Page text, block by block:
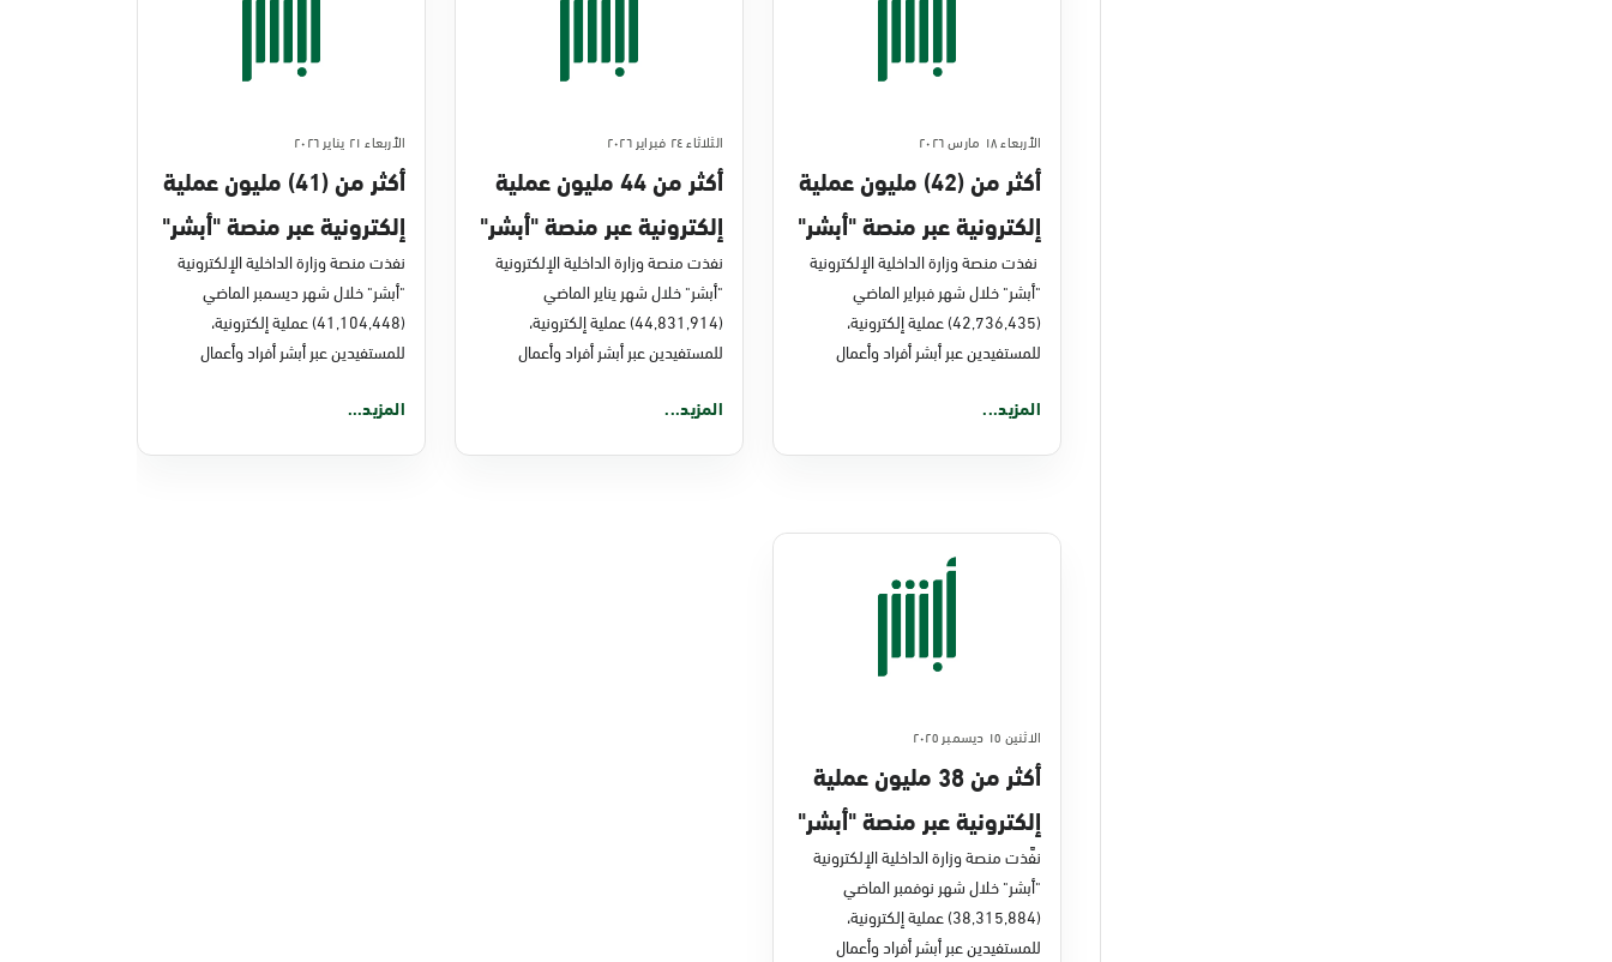
الأربعاء ١٨ مارس ٢٠٢٦
أكثر من (42) مليون عملية
إلكترونية عبر منصة "أبشر"
في فبراير 2026م
نفذت منصة وزارة الداخلية الإلكترونية
"أبشر" خلال شهر فبراير الماضي
(42,736,435) عملية إلكترونية،
للمستفيدين عبر أبشر أفراد وأعمال
المزيد...
الثلاثاء ٢٤ فبراير ٢٠٢٦
أكثر من 44 مليون عملية
إلكترونية عبر منصة "أبشر"
في يناير 2026
نفذت منصة وزارة الداخلية الإلكترونية
"أبشر" خلال شهر يناير الماضي
(44,831,914) عملية إلكترونية،
للمستفيدين عبر أبشر أفراد وأعمال
المزيد...
الأربعاء ٢١ يناير ٢٠٢٦
أكثر من (41) مليون عملية
إلكترونية عبر منصة "أبشر"
في ديسمبر 2025م
نفذت منصة وزارة الداخلية الإلكترونية
"أبشر" خلال شهر ديسمبر الماضي
(41,104,448) عملية إلكترونية،
للمستفيدين عبر أبشر أفراد وأعمال
المزيد...
الاثنين ١٥ ديسمبر ٢٠٢٥
أكثر من 38 مليون عملية
إلكترونية عبر منصة "أبشر"
في نوفمبر 2025
نفَّذت منصة وزارة الداخلية الإلكترونية
"أبشر" خلال شهر نوفمبر الماضي
(38,315,884) عملية إلكترونية،
للمستفيدين عبر أبشر أفراد وأعمال